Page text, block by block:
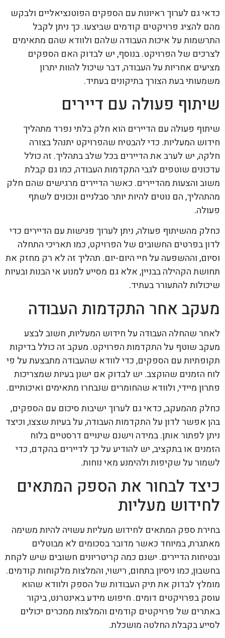
כדאי גם לערוך ראיונות עם הספקים הפוטנציאליים ולבקש
מהם להציג פרויקטים קודמים שביצעו. כך ניתן לקבל
התרשמות על איכות העבודה שלהם ולוודא שהם מתאימים
לצרכים של הפרויקט. בנוסף, יש לבדוק האם הספקים
מציעים אחריות על העבודה, דבר שיכול להוות יתרון
משמעותי בעת הצורך בתיקונים בעתיד.
שיתוף פעולה עם דיירים
שיתוף פעולה עם הדיירים הוא חלק בלתי נפרד מתהליך
חידוש המעליות. כדי להבטיח שהפרויקט יתנהל בצורה
חלקה, יש לערב את הדיירים בכל שלב בתהליך. זה כולל
עדכונים שוטפים לגבי התקדמות העבודה, כמו גם קבלת
משוב והצעות מהדיירים. כאשר הדיירים מרגישים שהם חלק
מהתהליך, הם נוטים להיות יותר סבלניים ונכונים לשתף
פעולה.
כחלק מהשיתוף פעולה, ניתן לערוך פגישות עם הדיירים כדי
לדון בפרטים החשובים של הפרויקט, כמו תאריכי התחלה
וסיום, וההשפעה על חיי היום-יום. תהליך זה לא רק מחזק את
תחושת הקהילה בבניין, אלא גם מסייע למנוע אי הבנות ובעיות
שיכולות להתעורר בעתיד.
מעקב אחר התקדמות העבודה
לאחר שהחלה העבודה על חידוש המעליות, חשוב לבצע
מעקב שוטף על התקדמות הפרויקט. מעקב זה כולל בדיקות
תקופתיות עם הספקים, כדי לוודא שהעבודה מתבצעת על פי
לוח הזמנים שהוקצב. יש לבדוק אם ישנן בעיות שמצריכות
פתרון מיידי, ולוודא שהחומרים שנבחרו מתאימים ואיכותיים.
כחלק מהמעקב, כדאי גם לערוך ישיבות סיכום עם הספקים,
בהן אפשר לדון על התקדמות העבודה, על בעיות שצצו, וכיצד
ניתן לפתור אותן. במידה וישנם שינויים דרסטיים בלוח
הזמנים או בתקציב, יש להודיע על כך לדיירים בהקדם, כדי
לשמור על שקיפות ולהימנע מאי נוחות.
כיצד לבחור את הספק המתאים
לחידוש מעליות
בחירת ספק המתאים לחידוש מעליות עשויה להיות משימה
מאתגרת, במיוחד כאשר מדובר בסכומים לא מבוטלים
ובטיחות הדיירים. ישנם כמה קריטריונים חשובים שיש לקחת
בחשבון, כמו ניסיון בתחום, רישוי, והמלצות מלקוחות קודמים.
מומלץ לבדוק את תיק העבודות של הספק ולוודא שהוא
עוסק בפרויקטים דומים. חיפוש מידע באינטרנט, ביקור
באתרים של פרויקטים קודמים והמלצות ממכרים יכולים
לסייע בקבלת החלטה מושכלת.